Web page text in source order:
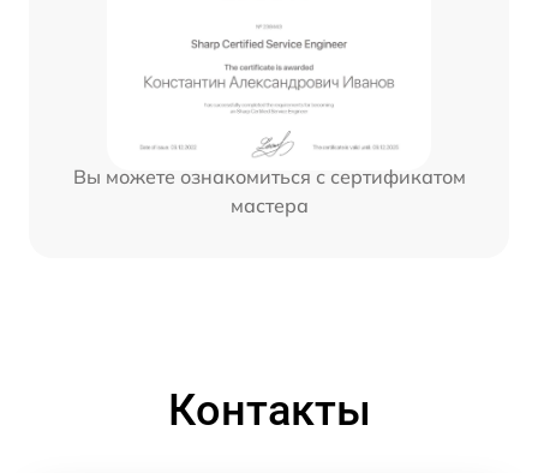
Вы можете ознакомиться с сертификатом
мастера
Контакты